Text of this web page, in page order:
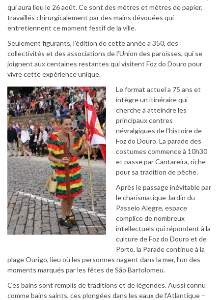
qui aura lieu le 26 août. Ce sont des mètres et mètres de papier,
travaillés chirurgicalement par des mains dévouées qui
entretiennent ce moment festif de la ville.
Seulement figurants, l’édition de cette année a 350, des
collectivités et des associations de l’Union des paroisses, qui se
joignent aux centaines restantes qui visitent Foz do Douro pour
vivre cette expérience unique.
Le format actuel a 75 ans et
intègre un itinéraire qui
cherche à atteindre les
principaux centres
névralgiques de l’histoire de
Foz do Douro. La parade des
costumes commence à 10h30
et passe par Cantareira, riche
pour sa tradition de pêche.
Après le passage inévitable par
le charismatique Jardin du
Passeio Alegre, espace
complice de nombreux
intellectuels qui répondent à la
culture de Foz do Douro et de
Porto, la Parade continue à la
plage Ourigo, lieu où les personnes nagent dans la mer, l’un des
moments marqués par les fêtes de São Bartolomeu.
Ces bains sont remplis de traditions et de légendes. Aussi connu
comme bains saints, ces plongées dans les eaux de l’Atlantique –